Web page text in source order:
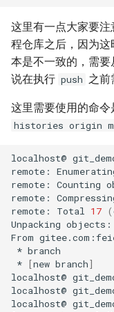
这里有一点大家要注
程仓库之后，因为
本是不一致的，需
说在执行 push 之前
这里需要使用的命令
histories origin
localhost@
remote:
remote:
Counting
remote:
remote:
Total 17 (
Unpacking objects:
From
* branch
*
[new branch]
localhost@
localhost@
localhost@